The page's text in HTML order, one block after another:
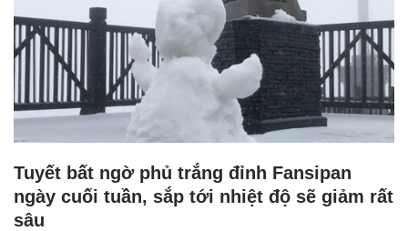
Tuyết bất ngờ phủ trắng đỉnh Fansipan
ngày cuối tuần, sắp tới nhiệt độ sẽ giảm rất
sâu